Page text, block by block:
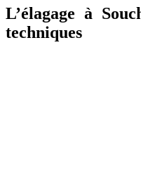
L’élagage à
techniques